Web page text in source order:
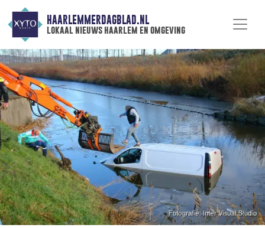
HAARLEMMERDAGBLAD.NL
lokaal nieuws haarlem en omgeving